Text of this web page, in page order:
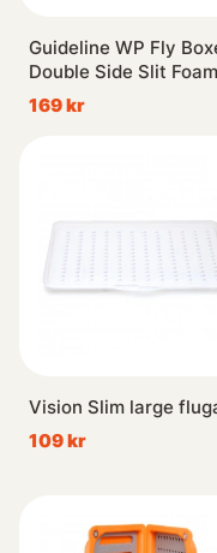
Guideline WP Fly
Double Side Slit Foam
169 kr
Vision Slim large
109 kr